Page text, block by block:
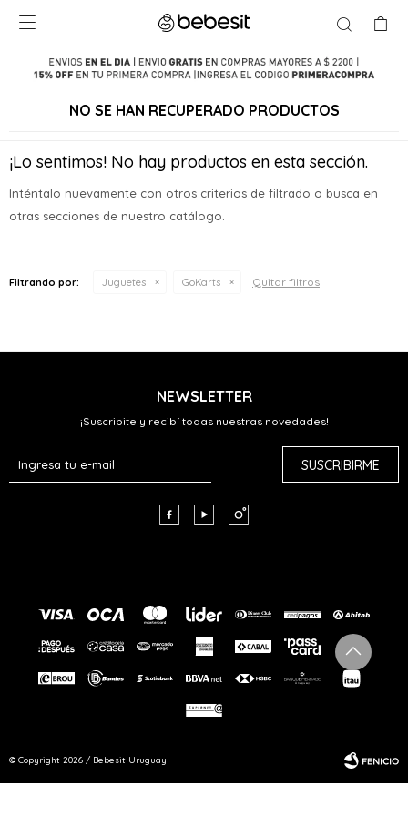

NO SE HAN RECUPERADO PRODUCTOS
¡Lo sentimos! No hay productos en esta sección.
Inténtalo nuevamente con otros criterios de filtrado o busca en
otras secciones de nuestro catálogo.
Filtrando por: Juguetes GoKarts Quitar filtros
NEWSLETTER
¡Suscribite y recibí todas nuestras novedades!
SUSCRIBIRME
  
© Copyright 2026 / Bebesit Uruguay